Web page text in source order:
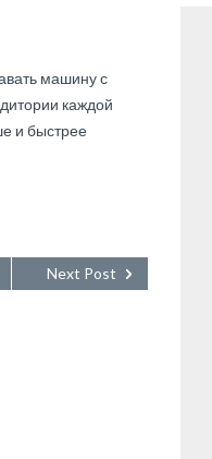
машину с
каждой
и быстрее
Next Post